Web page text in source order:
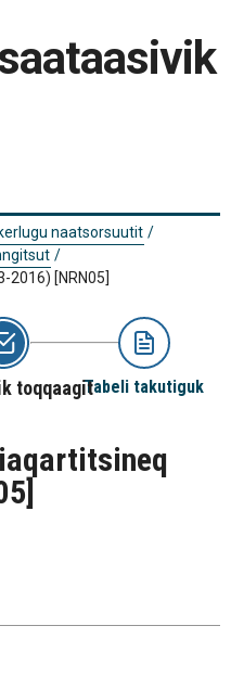
naatsorsuutit /
/
2016) [NRN05]
toqqaagitTabeli takutiguk